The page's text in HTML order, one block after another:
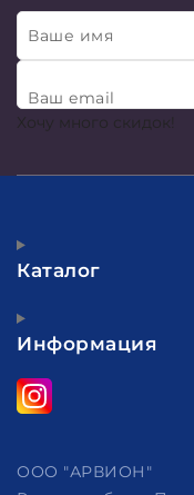
Ваше имя
Ваш email
Хочу много скидок!
Каталог
Информация
ООО "АРВИОН"